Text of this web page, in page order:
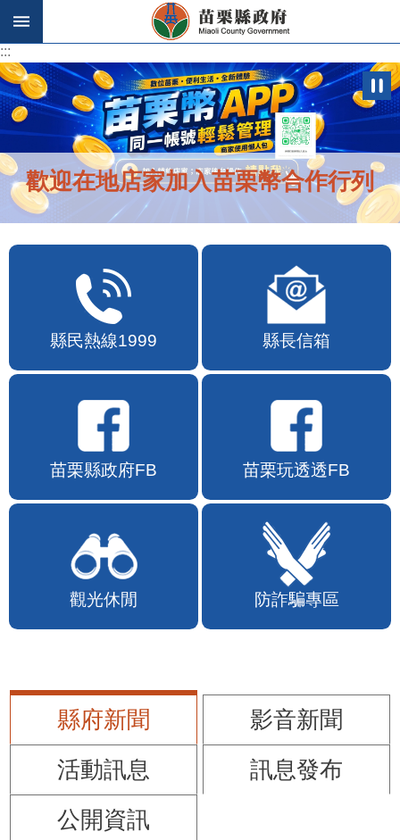
跳到主要內容區塊
:::
:::
歡迎在地店家加入苗栗幣合作行列
縣民熱線1999 縣長信箱
苗栗縣政府FB 苗栗玩透透FB
觀光休閒 防詐騙專區
縣府新聞
影音新聞
活動訊息
訊息發布
公開資訊